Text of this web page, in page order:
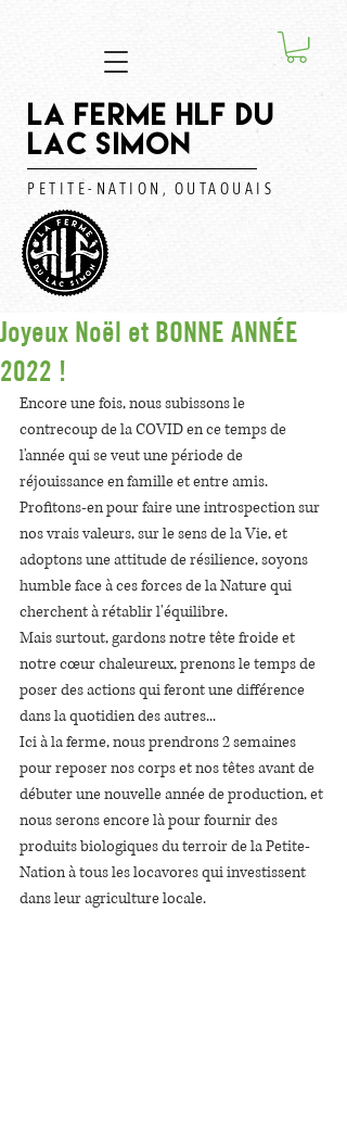
LA FERME HLF DU
LAC SIMON
PETITE-NATION, OUTAOUAIS
Joyeux Noël et BONNE ANNÉE
2022 !
Encore une fois, nous subissons le
contrecoup de la COVID en ce temps de
l'année qui se veut une période de
réjouissance en famille et entre amis.
Profitons-en pour faire une introspection sur
nos vrais valeurs, sur le sens de la Vie, et
adoptons une attitude de résilience, soyons
humble face à ces forces de la Nature qui
cherchent à rétablir l'équilibre.
Mais surtout, gardons notre tête froide et
notre cœur chaleureux, prenons le temps de
poser des actions qui feront une différence
dans la quotidien des autres...
Ici à la ferme, nous prendrons 2 semaines
pour reposer nos corps et nos têtes avant de
débuter une nouvelle année de production, et
nous serons encore là pour fournir des
produits biologiques du terroir de la Petite-
Nation à tous les locavores qui investissent
dans leur agriculture locale.